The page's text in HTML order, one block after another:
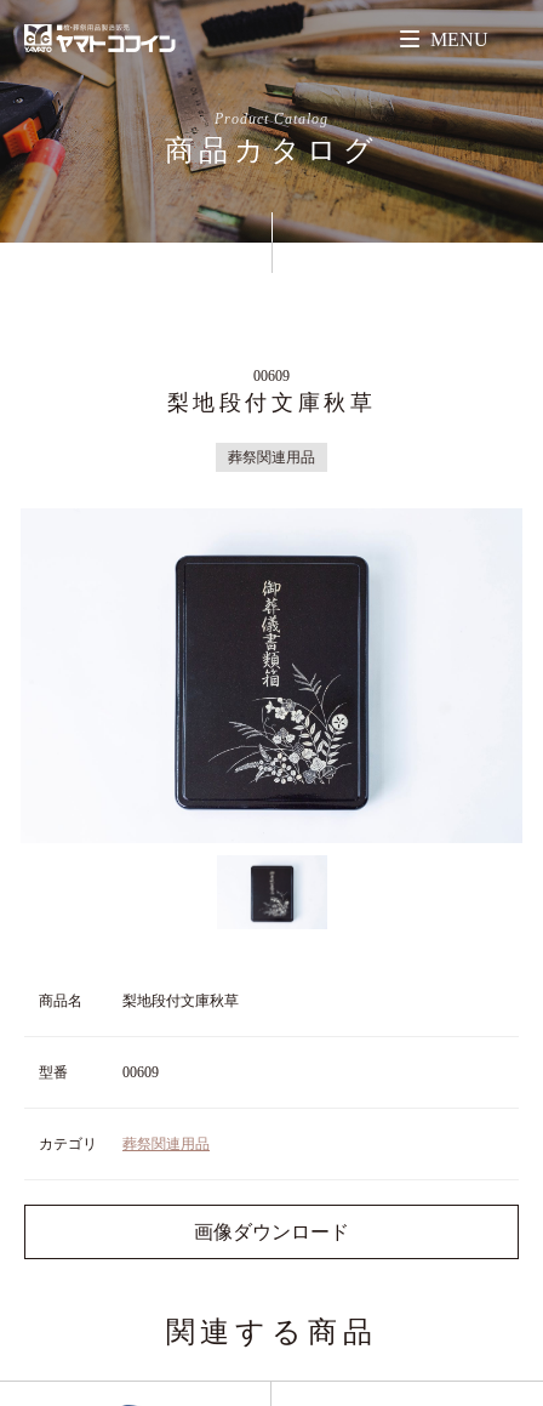
MENU
Product Catalog
商品カタログ
00609
梨地段付文庫秋草
葬祭関連用品
商品名 梨地段付文庫秋草
型番 00609
カテゴリ 葬祭関連用品
画像ダウンロード
関連する商品